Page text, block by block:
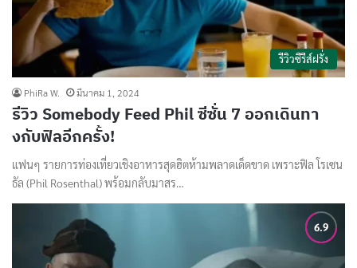
รีวิวซีรีส์ฝรั่ง
PhiRa W. มีนาคม 1, 2024
รีวิว Somebody Feed Phil ซีซั่น 7 ออกเดินทา
งกับฟิลอีกครั้ง!
แฟนๆ รายการท่องเที่ยวเชิงอาหารสุดฮิตห้ามพลาดเด็ดขาด เพราะฟิล โรเซน
ธัล (Phil Rosenthal) พร้อมกลับมาสร…